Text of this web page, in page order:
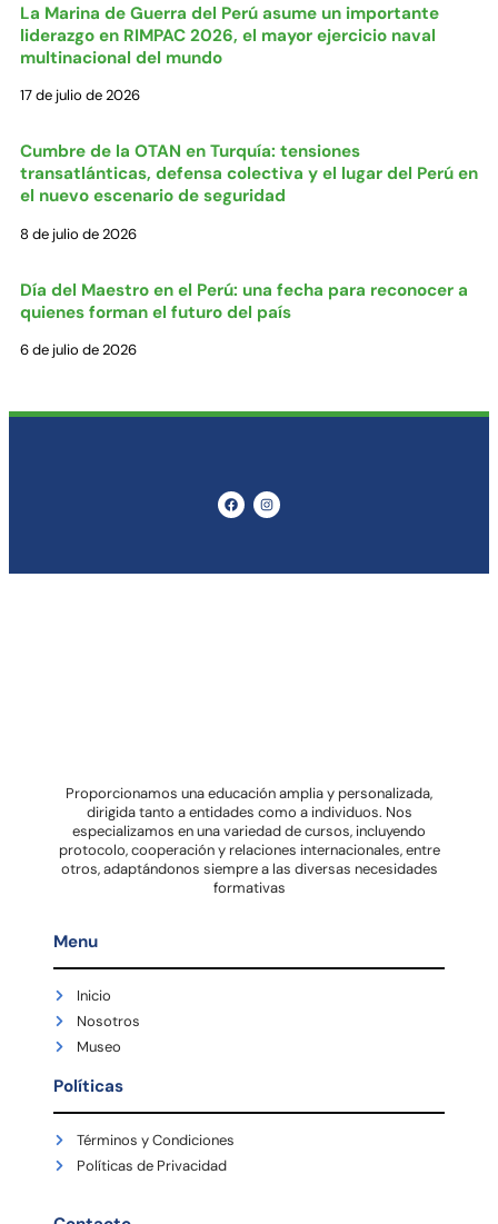
La Marina de Guerra del Perú asume un importante
liderazgo en RIMPAC 2026, el mayor ejercicio naval
multinacional del mundo
17 de julio de 2026
Cumbre de la OTAN en Turquía: tensiones
transatlánticas, defensa colectiva y el lugar del Perú en
el nuevo escenario de seguridad
8 de julio de 2026
Día del Maestro en el Perú: una fecha para reconocer a
quienes forman el futuro del país
6 de julio de 2026
Proporcionamos una educación amplia y personalizada,
dirigida tanto a entidades como a individuos. Nos
especializamos en una variedad de cursos, incluyendo
protocolo, cooperación y relaciones internacionales, entre
otros, adaptándonos siempre a las diversas necesidades
formativas
Menu
Inicio
Nosotros
Museo
Políticas
Términos y Condiciones
Políticas de Privacidad